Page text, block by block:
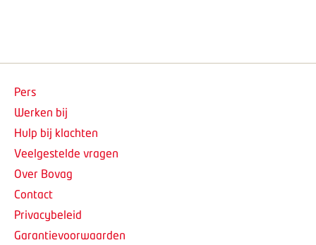
Pers
Werken bij
Hulp bij klachten
Veelgestelde vragen
Over Bovag
Contact
Privacybeleid
Garantievoorwaarden